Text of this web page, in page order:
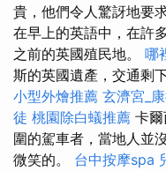
貴，他們令人驚訝地要
在早上的英語中，在許
之前的英國殖民地。 哪
斯的英國遺產，交通剩
小型外燴推薦 玄濟宮_
徒 桃園除白蟻推薦 卡
圍的駕車者，當地人並
微笑的。 台中按摩spa